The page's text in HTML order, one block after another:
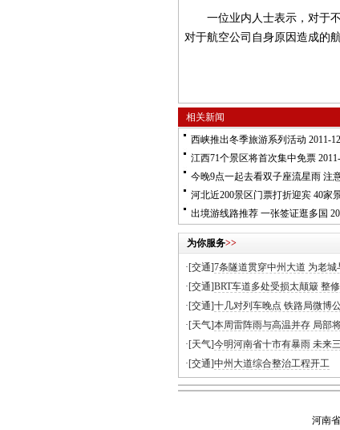
一位业内人士表示，对于不
对于航空公司自身原因造成的
相关新闻
西峡推出冬季旅游系列活动 2011-
江西71个景区将首次集中免票
今晚9点一起去看双子座流星雨 注
河北近200景区门票打折迎宾 40家
出境游线路推荐 一张签证逛多国
为你服务>>
·[交通]7条隧道贯穿中州大道 为老城
·[交通]BRT车道多处受损太颠簸 整
·[交通]十几对列车晚点 铁路局微博
·[天气]本周雷阵雨与高温并存 局部
·[天气]今明河南省十市有暴雨 未来
·[交通]中州大道综合整治工程开工
河南